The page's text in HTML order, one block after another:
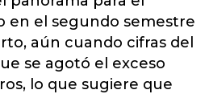
en el segundo semestre
aún cuando cifras del
se agotó el exceso
lo que sugiere que